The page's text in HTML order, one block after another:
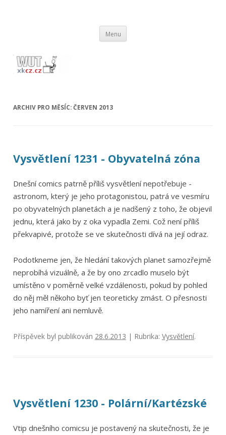
Menu
ARCHIV PRO MĚSÍC:ČERVEN 2013
Vysvětlení 1231 - Obyvatelná zóna
Dnešní comics patrně příliš vysvětlení nepotřebuje -
astronom, který je jeho protagonistou, patrá ve vesmíru
po obyvatelných planetách a je nadšený z toho, že objevil
jednu, která jako by z oka vypadla Zemi. Což není příliš
překvapivé, protože se ve skutečnosti dívá na její odraz.
Podotkneme jen, že hledání takových planet samozřejmě
neprobíhá vizuálně, a že by ono zrcadlo muselo být
umístěno v poměrně velké vzdálenosti, pokud by pohled
do něj měl někoho byť jen teoreticky zmást. O přesnosti
jeho namíření ani nemluvě.
Příspěvek byl publikován 28.6.2013 | Rubrika: Vysvětlení.
Vysvětlení 1230 - Polární/Kartézské
Vtip dnešního comicsu je postavený na skutečnosti, že je